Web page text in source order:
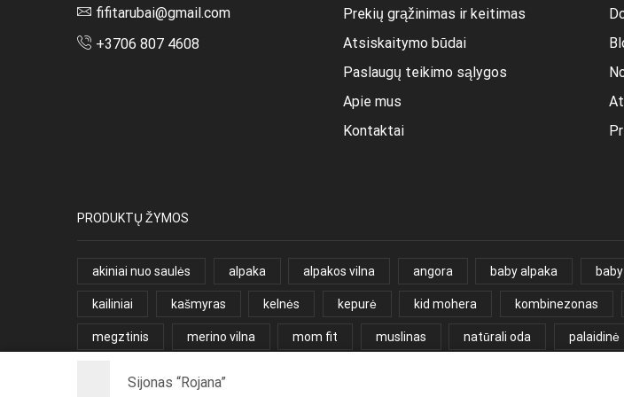
fifitarubai@gmail.com
+3706 807 4608
Prekių grąžinimas ir keitimas
Atsiskaitymo būdai
Paslaugų teikimo sąlygos
Apie mus
Kontaktai
PRODUKTŲ ŽYMOS
akiniai nuo saulės alpaka alpakos vilna angora baby alpaka
kailiniai kašmyras kelnės kepurė kid mohera kombinezonas
megztinis merino vilna mom fit muslinas natūrali oda palaidinė
Sijonas “Rojana”